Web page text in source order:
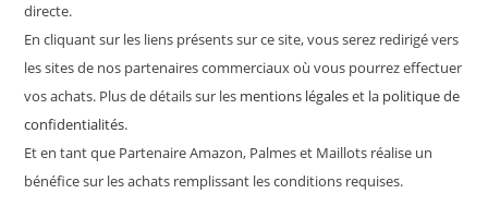
directe.
En cliquant sur les liens présents sur ce site, vous serez redirigé vers
les sites de nos partenaires commerciaux où vous pourrez effectuer
vos achats. Plus de détails sur les mentions légaleset la politique de
confidentialités.
Et en tant que Partenaire Amazon, Palmes et Maillots réalise un
bénéfice sur les achats remplissant les conditions requises.